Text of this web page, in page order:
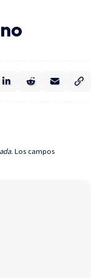
Los campos